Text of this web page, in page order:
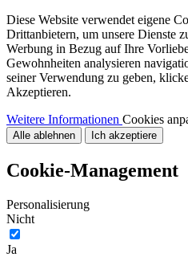
Diese Website verwendet eigene
Drittanbietern, um unsere Dienste
Werbung in Bezug auf Ihre
Gewohnheiten analysieren
seiner Verwendung zu geben,
Akzeptieren.
Weitere Informationen Cookies
Alle ablehnen Ich akzeptiere
Cookie-Management
Personalisierung
Nicht
Ja